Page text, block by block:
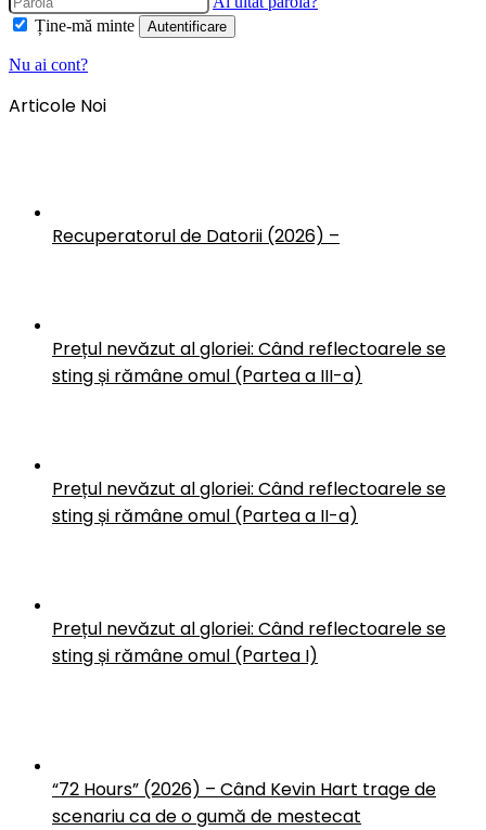
Ține-mă minte
Autentificare
Nu ai cont?
Articole Noi
Recuperatorul de Datorii (2026) –
Prețul nevăzut al gloriei: Când reflectoarele se
sting și rămâne omul (Partea a III-a)
Prețul nevăzut al gloriei: Când reflectoarele se
sting și rămâne omul (Partea a II-a)
Prețul nevăzut al gloriei: Când reflectoarele se
sting și rămâne omul (Partea I)
“72 Hours” (2026) – Când Kevin Hart trage de
scenariu ca de o gumă de mestecat